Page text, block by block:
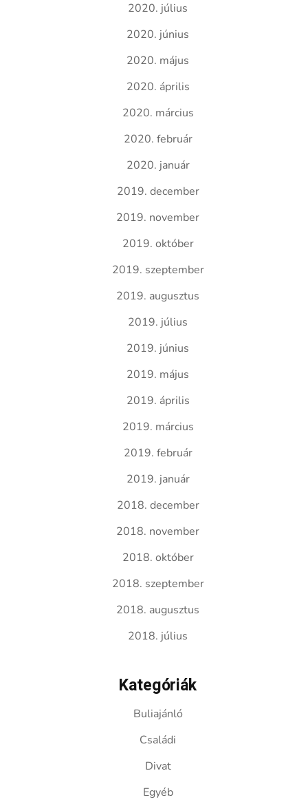
2020. július
2020. június
2020. május
2020. április
2020. március
2020. február
2020. január
2019. december
2019. november
2019. október
2019. szeptember
2019. augusztus
2019. július
2019. június
2019. május
2019. április
2019. március
2019. február
2019. január
2018. december
2018. november
2018. október
2018. szeptember
2018. augusztus
2018. július
Kategóriák
Buliajánló
Családi
Divat
Egyéb